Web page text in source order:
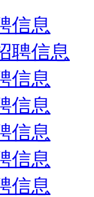
信息
聘信息
信息
信息
信息
信息
信息